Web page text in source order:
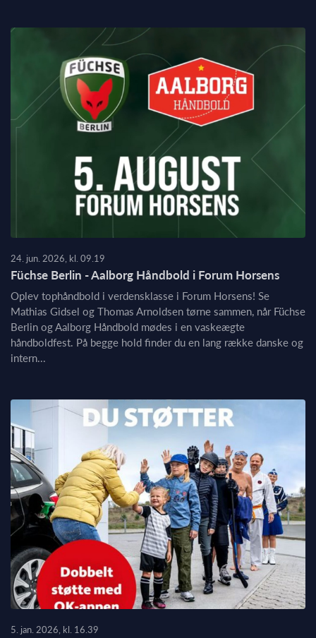
24. jun. 2026, kl. 09.19
Füchse Berlin - Aalborg Håndbold i Forum Horsens
Oplev tophåndbold i verdensklasse i Forum Horsens! Se
Mathias Gidsel og Thomas Arnoldsen tørne sammen, når Füchse
Berlin og Aalborg Håndbold mødes i en vaskeægte
håndboldfest. På begge hold finder du en lang række danske og
intern...
5. jan. 2026, kl. 16.39